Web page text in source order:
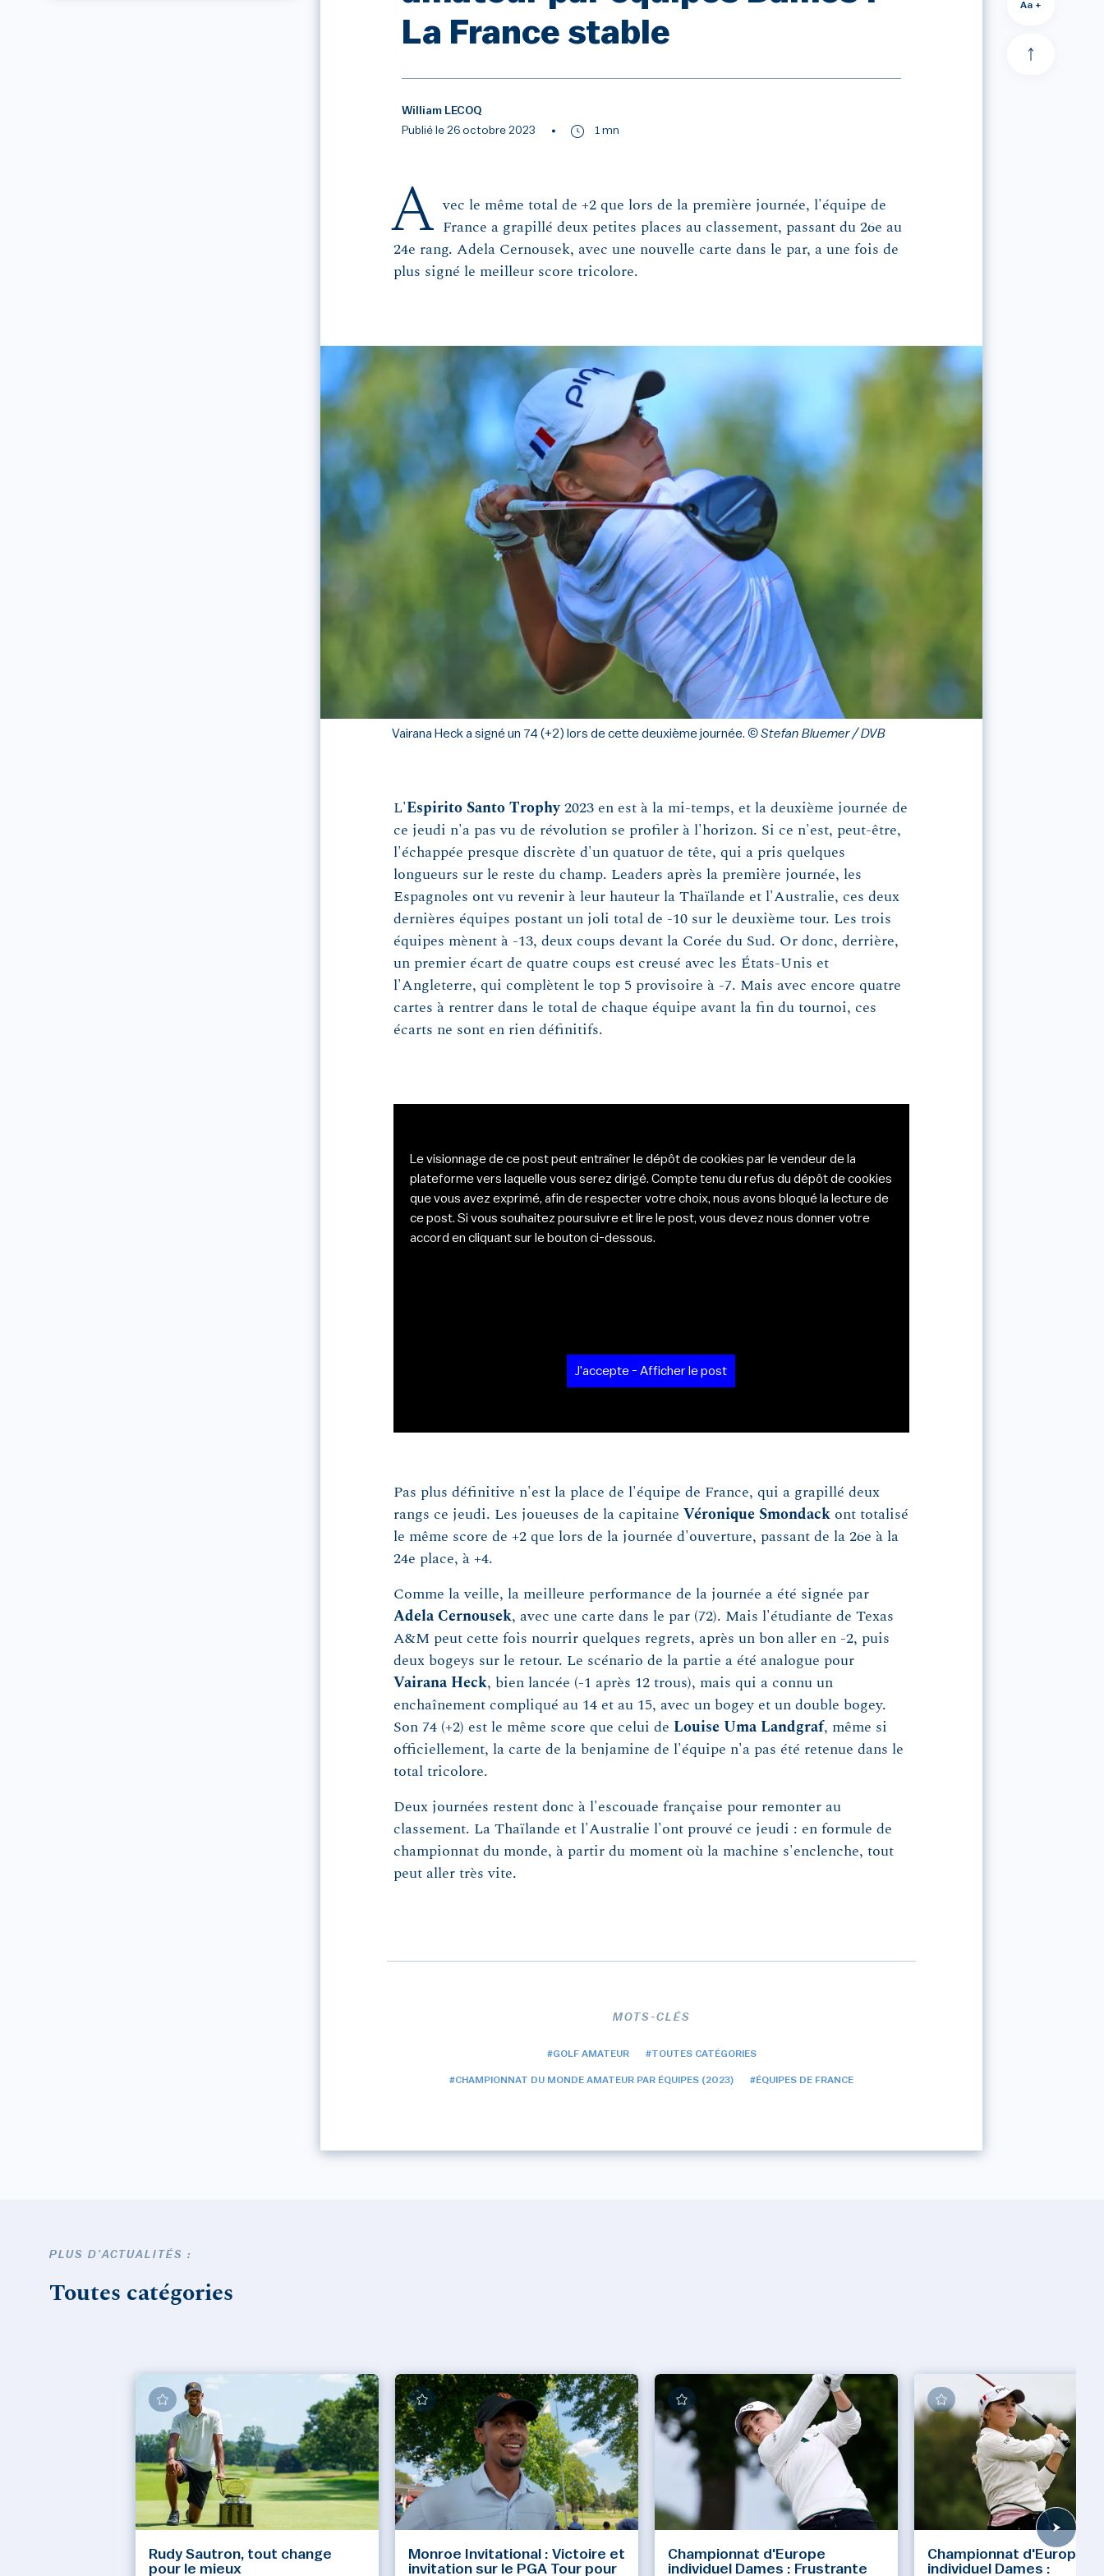
La France stable
William LECOQ
Publié le 26 octobre 2023
1 mn
A
vec le même total de +2 que lors de la première journée, l'équipe de
France a grapillé deux petites places au classement, passant du 26e au
24e rang. Adela Cernousek, avec une nouvelle carte dans le par, a une fois de
plus signé le meilleur score tricolore.
Vairana Heck a signé un 74 (+2) lors de cette deuxième journée. © Stefan Bluemer / DVB
L'Espirito Santo Trophy2023 en est à la mi-temps, et la deuxième journée de
ce jeudi n'a pas vu de révolution se profiler à l'horizon. Si ce n'est, peut-être,
l'échappée presque discrète d'un quatuor de tête, qui a pris quelques
longueurs sur le reste du champ. Leaders après la première journée, les
Espagnoles ont vu revenir à leur hauteur la Thaïlande et l'Australie, ces deux
dernières équipes postant un joli total de -10 sur le deuxième tour. Les trois
équipes mènent à -13, deux coups devant la Corée du Sud. Or donc, derrière,
un premier écart de quatre coups est creusé avec les États-Unis et
l'Angleterre, qui complètent le top 5 provisoire à -7. Mais avec encore quatre
cartes à rentrer dans le total de chaque équipe avant la fin du tournoi, ces
écarts ne sont en rien définitifs.
Le visionnage de ce post peut entraîner le dépôt de cookies par le vendeur de la
plateforme vers laquelle vous serez dirigé. Compte tenu du refus du dépôt de cookies
que vous avez exprimé, afin de respecter votre choix, nous avons bloqué la lecture de
ce post. Si vous souhaitez poursuivre et lire le post, vous devez nous donner votre
accord en cliquant sur le bouton ci-dessous.
J'accepte - Afficher le post
Pas plus définitive n'est la place de l'équipe de France, qui a grapillé deux
rangs ce jeudi. Les joueuses de la capitaine Véronique Smondack ont totalisé
le même score de +2 que lors de la journée d'ouverture, passant de la 26e à la
24e place, à +4.
Comme la veille, la meilleure performance de la journée a été signée par
Adela Cernousek, avec une carte dans le par (72). Mais l'étudiante de Texas
A&M peut cette fois nourrir quelques regrets, après un bon aller en -2, puis
deux bogeys sur le retour. Le scénario de la partie a été analogue pour
Vairana Heck, bien lancée (-1 après 12 trous), mais qui a connu un
enchaînement compliqué au 14 et au 15, avec un bogey et un double bogey.
Son 74 (+2) est le même score que celui de Louise Uma Landgraf, même si
officiellement, la carte de la benjamine de l'équipe n'a pas été retenue dans le
total tricolore.
Deux journées restent donc à l'escouade française pour remonter au
classement. La Thaïlande et l'Australie l'ont prouvé ce jeudi : en formule de
championnat du monde, à partir du moment où la machine s'enclenche, tout
peut aller très vite.
MOTS-CLÉS
#GOLF AMATEUR #TOUTES CATÉGORIES
#CHAMPIONNAT DU MONDE AMATEUR PAR ÉQUIPES (2023) #ÉQUIPES DE FRANCE
Aa +
PLUS D'ACTUALITÉS :
Toutes catégories
Rudy Sautron, tout change
pour le mieux
Monroe Invitational : Victoire et
invitation sur le PGA Tour pour
Championnat d'Europe
individuel Dames : Frustrante
Championnat d'Europe
individuel Dames :